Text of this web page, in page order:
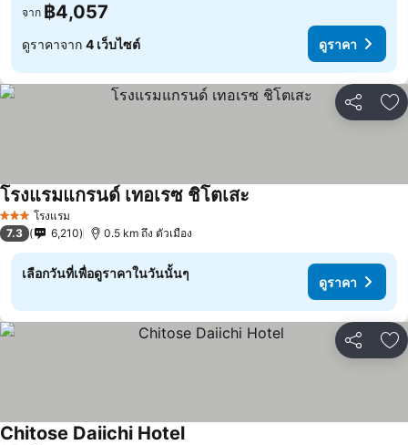
จาก ฿4,057
ดูราคาจาก 4 เว็บไซต์ ดูราคา
แชร์ เ
3 ดาว โรงแรม
โรงแรมแกรนด์ เทอเรซ ชิโตเสะ
7.3 6,210 0.5 km ถึง ตัวเมือง
เลือกวันที่เพื่อดูราคาในวันนั้นๆ
ดูราคา
แชร์ เ
Chitose Daiichi Hotel